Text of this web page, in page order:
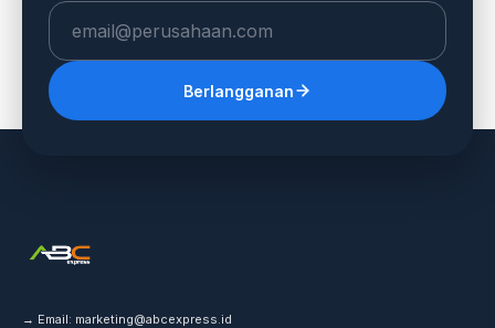
Berlangganan
→ Email: marketing@abcexpress.id